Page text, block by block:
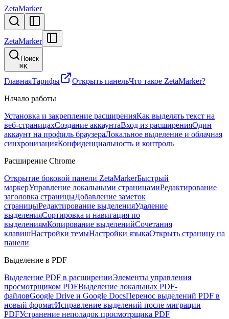
ZetaMarker
ZetaMarker
Поиск
⌘K
ГлавнаяТарифы Открыть панельЧто такое ZetaMarker?
Начало работы
Установка и закрепление расширенияКак выделять текст на
веб-страницахСоздание аккаунтаВход из расширенияОдин
аккаунт на профиль браузераЛокальное выделение и облачная
синхронизацияКонфиденциальность и контроль
Расширение Chrome
Открытие боковой панели ZetaMarkerБыстрый
маркерУправление локальными страницамиРедактирование
заголовка страницыДобавление заметок
страницыРедактирование выделенияУдаление
выделенияСортировка и навигация по
выделениямКопирование выделенийСочетания
клавишНастройки темыНастройки языкаОткрыть страницу на
панели
Выделение в PDF
Выделение PDF в расширенииЭлементы управления
просмотрщиком PDFВыделение локальных PDF-
файловGoogle Drive и Google DocsПеренос выделений PDF в
новый форматИсправление выделений после миграции
PDFУстранение неполадок просмотрщика PDF